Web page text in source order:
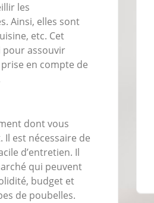
les
Ainsi, elles sont
etc. Cet
pour assouvir
en compte de
dont vous
Il est nécessaire de
d’entretien. Il
qui peuvent
budget et
de poubelles.